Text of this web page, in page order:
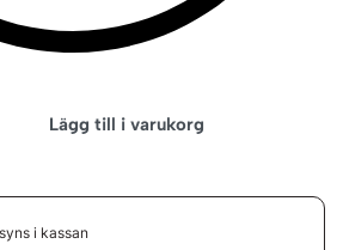
Lägg till i varukorg
i kassan